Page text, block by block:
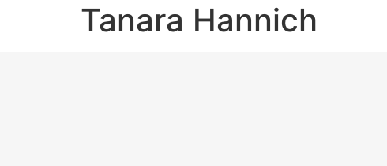
Tanara Hannich